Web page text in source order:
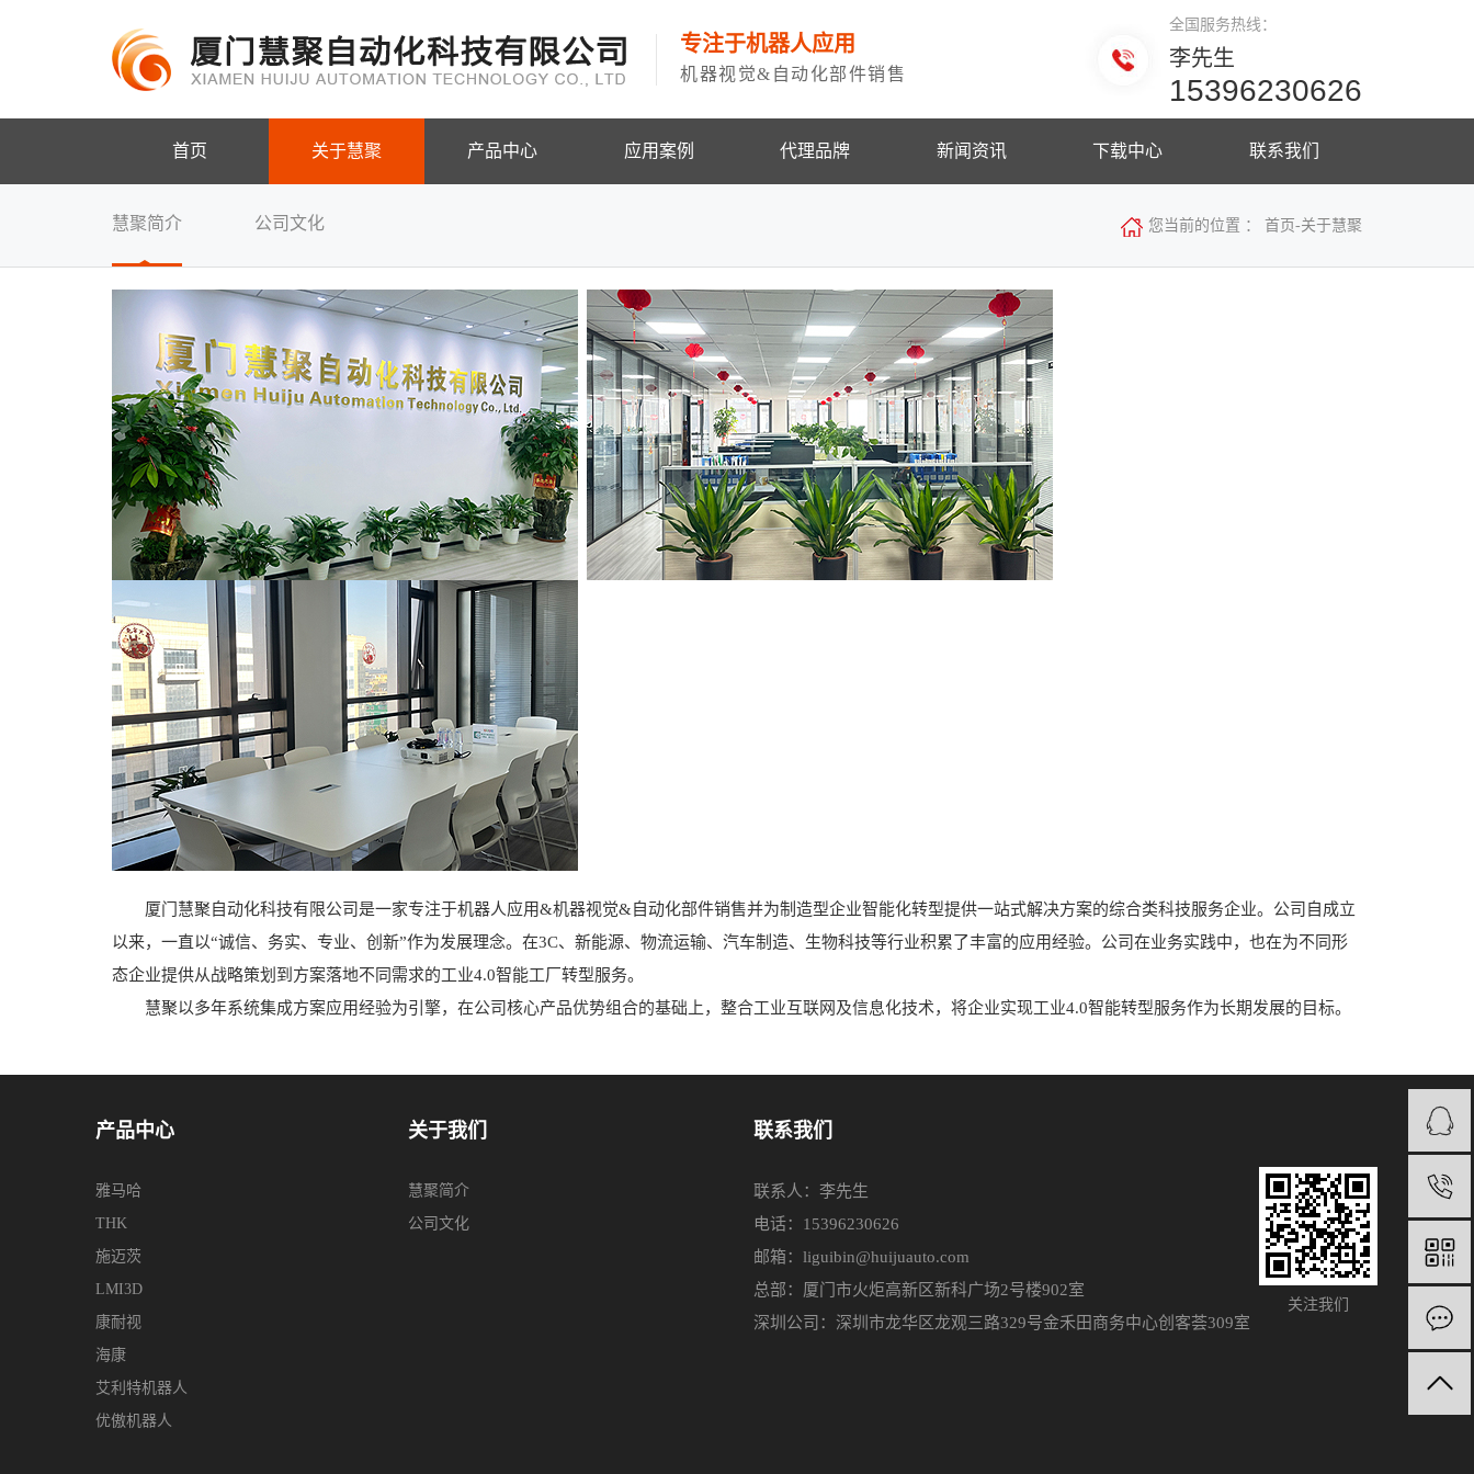
专注于机器人应用
机器视觉&自动化部件销售
全国服务热线：
李先生
15396230626
首页 关于慧聚 产品中心 应用案例 代理品牌 新闻资讯 下载中心 联系我们
慧聚简介 公司文化 您当前的位置 ： 首页-关于慧聚
厦门慧聚自动化科技有限公司是一家专注于机器人应用&机器视觉&自动化部件销售并为制造型企业智能化转型提供一站式解决方案的综合类科技服务企业。公司自成立
以来，一直以“诚信、务实、专业、创新”作为发展理念。在3C、新能源、物流运输、汽车制造、生物科技等行业积累了丰富的应用经验。公司在业务实践中，也在为不同形
态企业提供从战略策划到方案落地不同需求的工业4.0智能工厂转型服务。
慧聚以多年系统集成方案应用经验为引擎，在公司核心产品优势组合的基础上，整合工业互联网及信息化技术，将企业实现工业4.0智能转型服务作为长期发展的目标。
产品中心
雅马哈
THK
施迈茨
LMI3D
康耐视
海康
艾利特机器人
优傲机器人
关于我们
慧聚简介
公司文化
联系我们
联系人：李先生
电话：15396230626
邮箱：liguibin@huijuauto.com
总部：厦门市火炬高新区新科广场2号楼902室
深圳公司：深圳市龙华区龙观三路329号金禾田商务中心创客荟309室
关注我们